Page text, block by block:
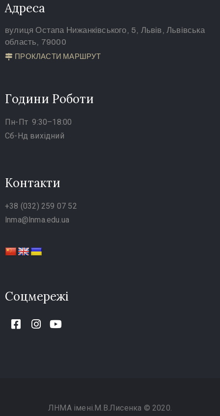
Адреса
вулиця Остапа Нижанківського, 5, Львів, Львівська
область, 79000
ПРОКЛАСТИ МАРШРУТ
Години Роботи
Пн-Пт 9:30–18:00
Сб-Нд вихідний
Контакти
+38 (032) 259 07 52
lnma@lnma.edu.ua
Соцмережі
ЛНМА імені.М.В.Лисенка © 2020.